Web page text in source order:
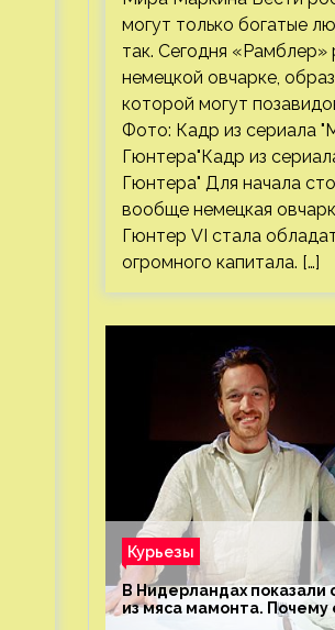
могут только богатые
так. Сегодня «Рамблер»
немецкой овчарке,
которой могут
Фото: Кадр из сериала
Гюнтера"Кадр из
Гюнтера" Для начала
вообще немецкая
Гюнтер VI стала
огромного капитала. […]
Курьезы
В Нидерландах показали
из мяса мамонта. Почему